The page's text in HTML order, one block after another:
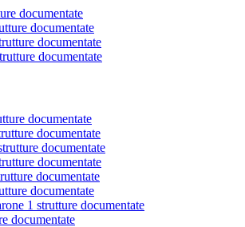
documentate
documentate
documentate
documentate
documentate
documentate
documentate
documentate
documentate
documentate
1 strutture documentate
documentate